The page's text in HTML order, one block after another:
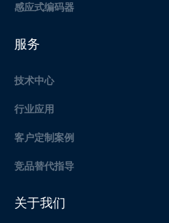
感应式编码器
服务
技术中心
行业应用
客户定制案例
竞品替代指导
关于我们